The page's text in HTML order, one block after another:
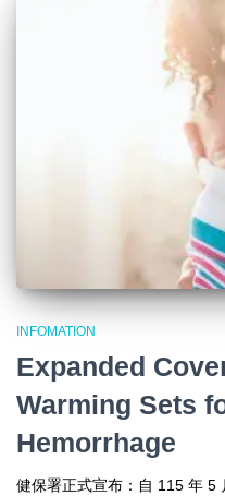
INFOMATION
Expanded
Warming Sets
Hemorrhage
健保署正式宣布：自 115 年 5